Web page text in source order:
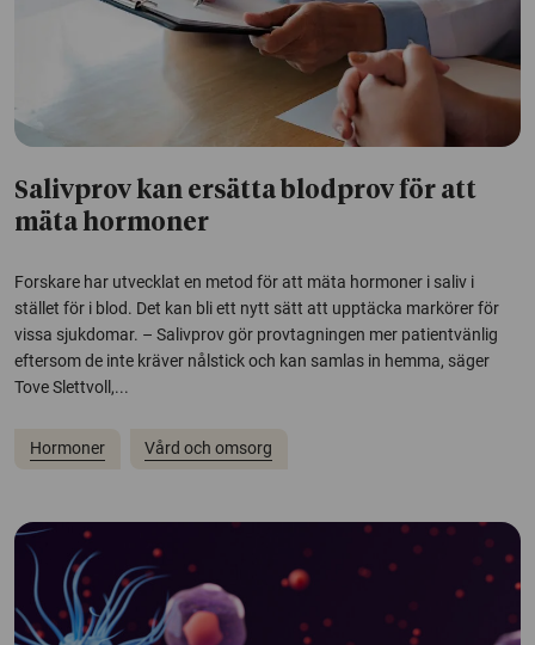
Salivprov kan ersätta blodprov för att
mäta hormoner
Forskare har utvecklat en metod för att mäta hormoner i saliv i
stället för i blod. Det kan bli ett nytt sätt att upptäcka markörer för
vissa sjukdomar. – Salivprov gör provtagningen mer patientvänlig
eftersom de inte kräver nålstick och kan samlas in hemma, säger
Tove Slettvoll,...
Hormoner Vård och omsorg